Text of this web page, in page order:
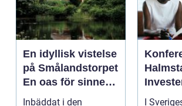
En idyllisk vistelse
på Smålandstorpet
En oas för sinnet
på svenska
Inbäddat i den
I